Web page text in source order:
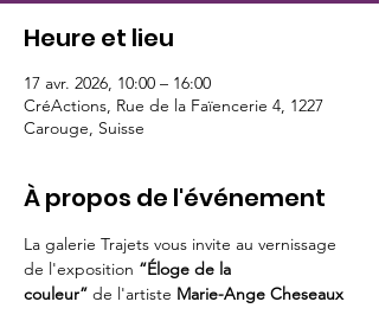
Heure et lieu
17 avr. 2026, 10:00 – 16:00
CréActions, Rue de la Faïencerie 4, 1227
Carouge, Suisse
À propos de l'événement
La galerie Trajets vous invite au vernissage
de l'exposition “Éloge de la
couleur” de l'artiste Marie-Ange Cheseaux